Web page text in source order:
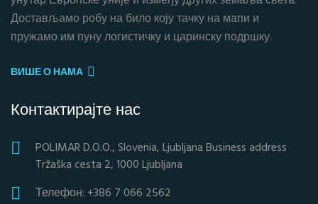
Достављамо робу на било коју тачку на мапи и
пружамо им пуну логистичку и царинску подршку.
ВИШЕ О НАМА
Контактирајте нас
POLIMAR D.O.O., Slovenia, Ljubljana Business address
Tržaška cesta 2, 1000 Ljubljana
Телефон: +386 7 066 2562